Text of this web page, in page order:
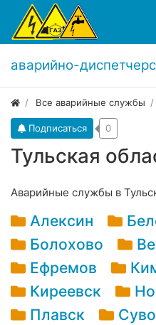
аварийно-
Все аварийные службы
Тульская
Подписаться 0
Аварийные службы в
Алексин
Болохово
Ефремов
Киреевск
Плавск